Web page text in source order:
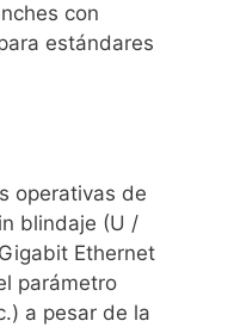
con
estándares
operativas de
blindaje (U /
Ethernet
parámetro
a pesar de la